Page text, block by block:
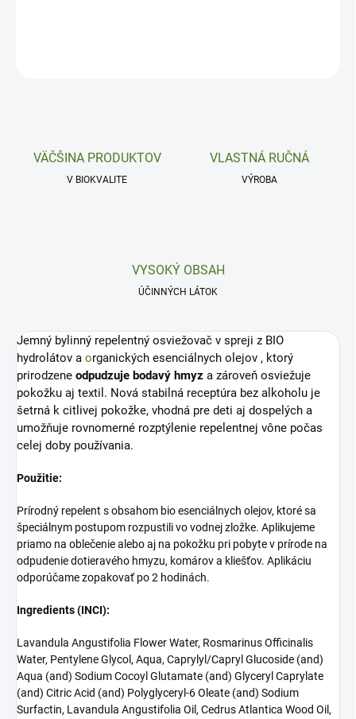
VÄČŠINA PRODUKTOV
V BIOKVALITE
VLASTNÁ RUČNÁ
VÝROBA
VYSOKÝ OBSAH
ÚČINNÝCH LÁTOK
Jemný bylinný repelentný osviežovač v spreji z BIO
hydrolátov a organických esenciálnych olejov , ktorý
prirodzene odpudzuje bodavý hmyz a zároveň osviežuje
pokožku aj textil. Nová stabilná receptúra bez alkoholu je
šetrná k citlivej pokožke, vhodná pre deti aj dospelých a
umožňuje rovnomerné rozptýlenie repelentnej vône počas
celej doby používania.
Použitie:
Prírodný repelent s obsahom bio esenciálnych olejov, ktoré sa
špeciálnym postupom rozpustili vo vodnej zložke. Aplikujeme
priamo na oblečenie alebo aj na pokožku pri pobyte v prírode na
odpudenie dotieravého hmyzu, komárov a kliešťov. Aplikáciu
odporúčame zopakovať po 2 hodinách.
Ingredients (INCI):
Lavandula Angustifolia Flower Water, Rosmarinus Officinalis
Water, Pentylene Glycol, Aqua, Caprylyl/Capryl Glucoside (and)
Aqua (and) Sodium Cocoyl Glutamate (and) Glyceryl Caprylate
(and) Citric Acid (and) Polyglyceryl-6 Oleate (and) Sodium
Surfactin, Lavandula Angustifolia Oil, Cedrus Atlantica Wood Oil,